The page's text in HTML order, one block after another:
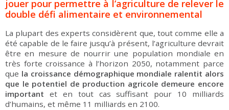
jouer pour permettre à l’agriculture de relever le
double défi alimentaire et environnemental
La plupart des experts considèrent que, tout comme elle a
été capable de le faire jusqu’à présent, l’agriculture devrait
être en mesure de nourrir une population mondiale en
très forte croissance à l’horizon 2050, notamment parce
que la croissance démographique mondiale ralentit alors
que le potentiel de production agricole demeure encore
important et en tout cas suffisant pour 10 milliards
d’humains, et même 11 milliards en 2100.